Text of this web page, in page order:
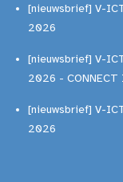
[nieuwsbrief] V-
2026
[nieuwsbrief] V-
2026 -
[nieuwsbrief] V-
2026